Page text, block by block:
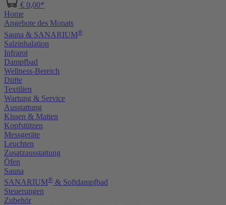
€ 0,00*
Home
Angebote des Monats
Sauna & SANARIUM®
Salzinhalation
Infrarot
Dampfbad
Wellness-Bereich
Düfte
Textilien
Wartung & Service
Ausstattung
Kissen & Matten
Kopfstützen
Messgeräte
Leuchten
Zusatzausstattung
Öfen
Sauna
SANARIUM® & Softdampfbad
Steuerungen
Zubehör